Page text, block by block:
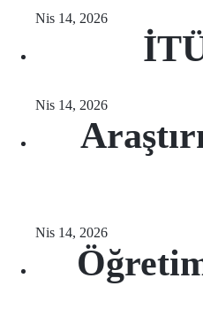
Nis 14, 2026
Nis 14, 2026
Nis 14, 2026